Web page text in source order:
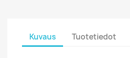
Kuvaus Tuotetiedot